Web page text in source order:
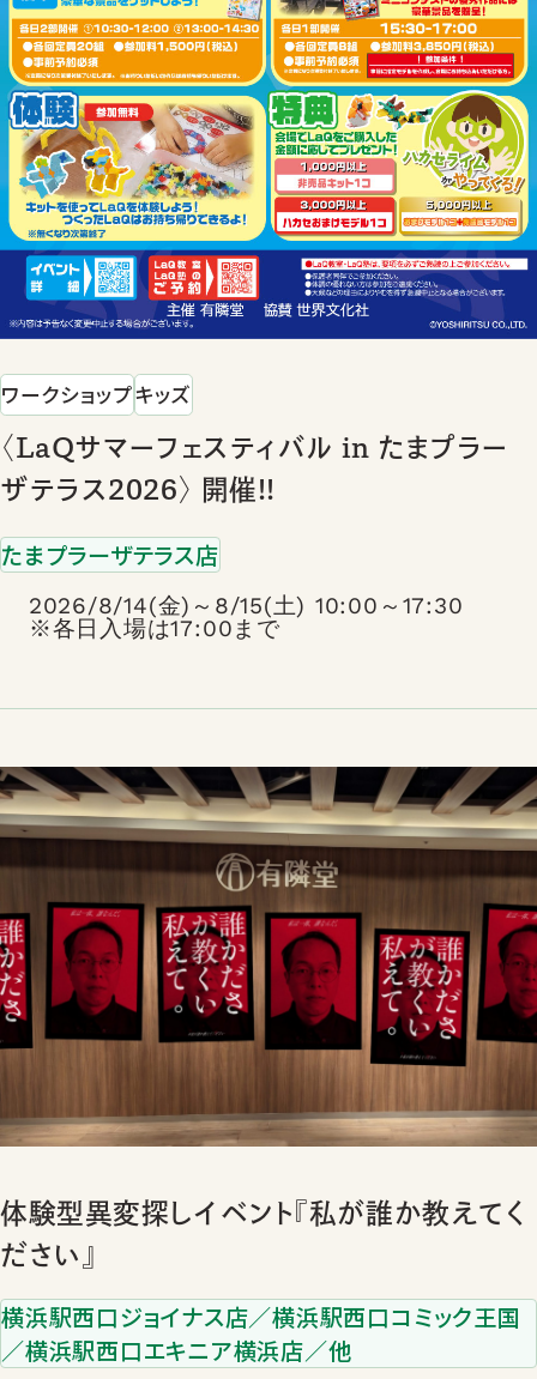
ワークショップキッズ
〈LaQサマーフェスティバル in たまプラー
ザテラス2026〉 開催!!
たまプラーザテラス店
2026/8/14(金)～8/15(土) 10:00～17:30
※各日入場は17:00まで
体験型異変探しイベント『私が誰か教えてく
ださい』
横浜駅西口ジョイナス店／横浜駅西口コミック王国
／横浜駅西口エキニア横浜店／他